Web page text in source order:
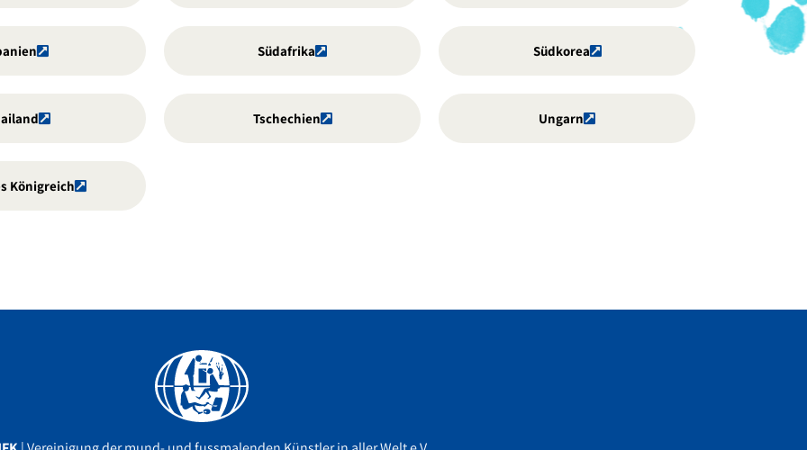
Südafrika Südkorea
Tschechien Ungarn
Königreich
Facebook
YouTube
Instagram